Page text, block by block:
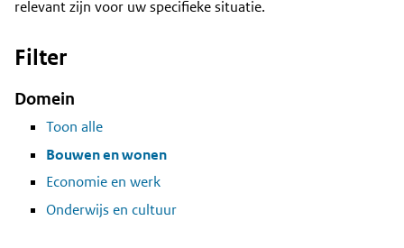
relevant zijn voor uw specifieke situatie.
Filter
Domein
Toon alle
Bouwen en wonen
Economie en werk
Onderwijs en cultuur